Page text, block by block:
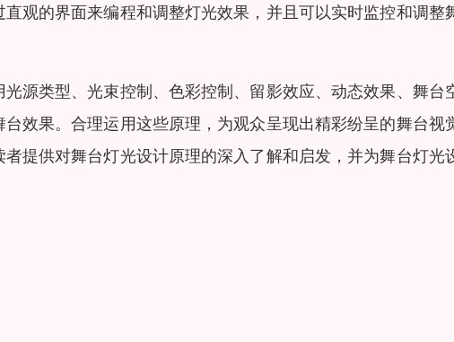
观的界面来编程和调整灯光效果，并且可以实时监控和调整
源类型、光束控制、色彩控制、留影效应、动态效果、舞台
效果。合理运用这些原理，为观众呈现出精彩纷呈的舞台视
提供对舞台灯光设计原理的深入了解和启发，并为舞台灯光